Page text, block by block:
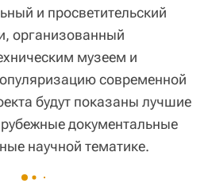
и просветительский
организованный
музеем и
современной
будут показаны лучшие
документальные
научной тематике.